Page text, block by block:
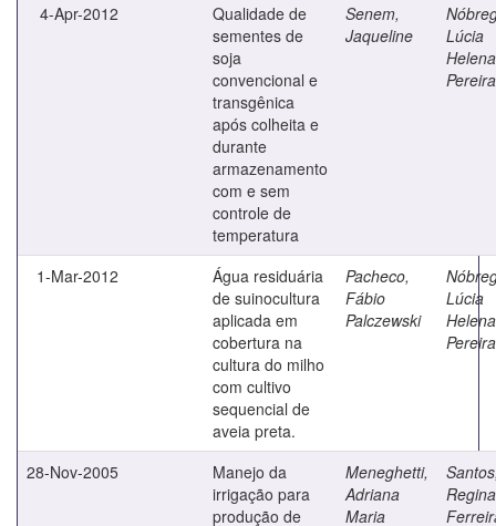
4-Apr-2012
Qualidade de
sementes de
soja
convencional e
transgênica
após colheita e
durante
armazenamento
com e sem
controle de
temperatura
Senem,
Jaqueline
Lúcia
Helena
Pereira
1-Mar-2012
Água residuária
de suinocultura
aplicada em
cobertura na
cultura do milho
com cultivo
sequencial de
aveia preta.
Pacheco,
Fábio
Palczewski
Lúcia
Helena
Pereira
28-Nov-2005
Manejo da
irrigação para
produção de
Meneghetti,
Adriana
Maria